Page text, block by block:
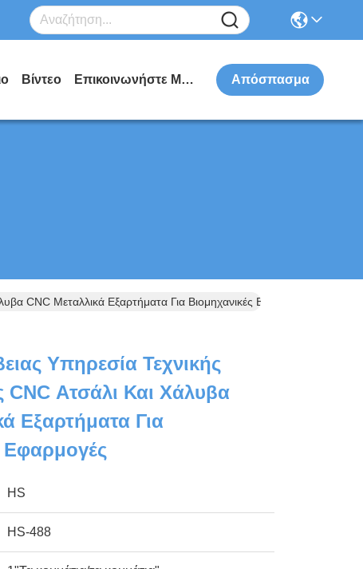
Βίντεο Επικοινωνήστε Μαζί Μας Απόσπασμα
CNC Μεταλλικά Εξαρτήματα Για Βιομηχανικές Εφαρμογές
Υπηρεσία Τεχνικής
CNC Ατσάλι Και Χάλυβα
Εξαρτήματα Για
Εφαρμογές
HS
HS-488